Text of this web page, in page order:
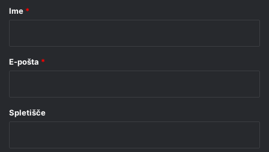
rIme *
E-pošta *
Spletišče